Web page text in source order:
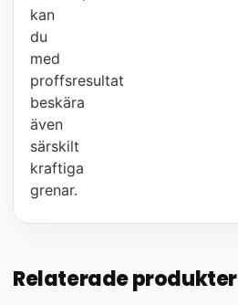
kan
du
med
proffsresultat
beskära
även
särskilt
kraftiga
grenar.
Relaterade produkter